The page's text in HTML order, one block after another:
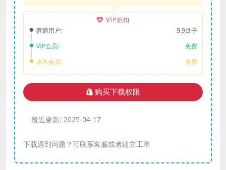
VIP折扣
普通用户:
9.9豆子
VIP会员:
免费
永久会员:
免费
购买下载权限
最近更新: 2025-04-17
下载遇到问题？可联系客服或者建立工单